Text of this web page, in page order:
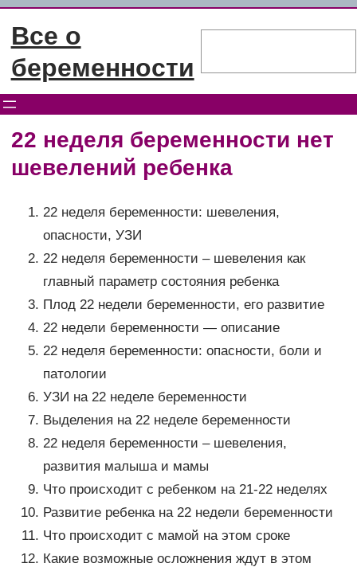
Перейти
содержимому
Все о
беременности
22 неделя беременности нет
шевелений ребенка
22 неделя беременности: шевеления,
опасности, УЗИ
22 неделя беременности – шевеления как
главный параметр состояния ребенка
Плод 22 недели беременности, его развитие
22 недели беременности — описание
22 неделя беременности: опасности, боли и
патологии
УЗИ на 22 неделе беременности
Выделения на 22 неделе беременности
22 неделя беременности – шевеления,
развития малыша и мамы
Что происходит с ребенком на 21-22 неделях
Развитие ребенка на 22 недели беременности
Что происходит с мамой на этом сроке
Какие возможные осложнения ждут в этом